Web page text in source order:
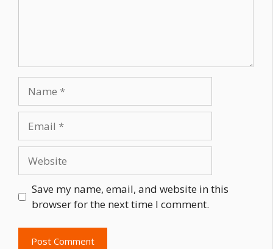
Save my name, email, and website in this
browser for the next time I comment.